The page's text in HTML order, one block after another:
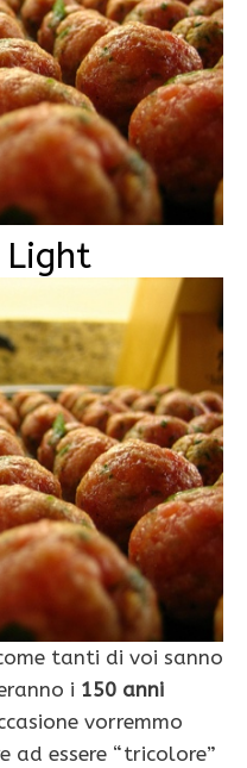
tanti di voi sanno
i 150 anni
vorremmo
essere “tricolore”